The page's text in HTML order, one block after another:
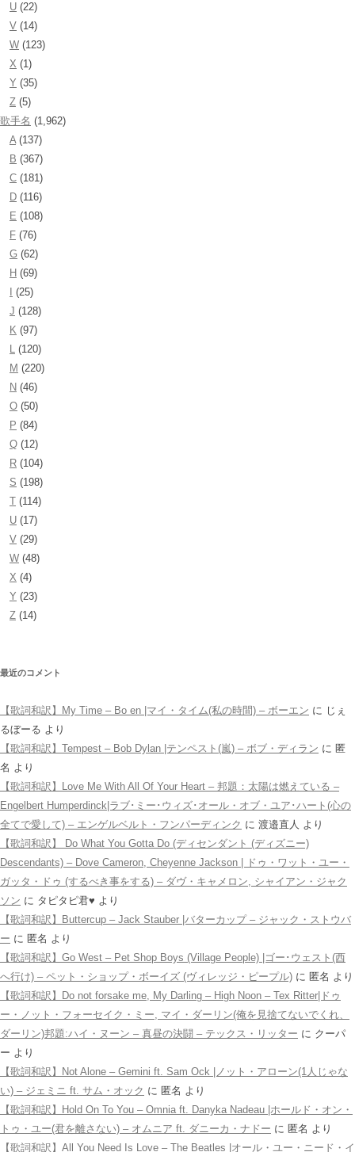
U (22)
V (14)
W (123)
X (1)
Y (35)
Z (5)
歌手名 (1,962)
A(137)
B (367)
C (181)
D (116)
E (108)
F (76)
G (62)
H (69)
(25)
J (128)
K (97)
L (120)
M (220)
N (46)
O (50)
P (84)
Q (12)
R (104)
S (198)
T (114)
U (17)
V (29)
W (48)
X (4)
Y (23)
Z (14)
最近のコメント
【歌詞和訳】My Time – Bo en |マイ・タイム(私の時間) – ボーエン に じぇ
るぼーる より
【歌詞和訳】Tempest – Bob Dylan |テンペスト(嵐) – ボブ・ディラン に 匿
名 より
【歌詞和訳】Love Me With All Of Your Heart – 邦題：太陽は燃えている –
Engelbert Humperdinck|ラブ･ミー･ウィズ･オール・オブ・ユア･ハート(心の
全てで愛して) – エンゲルベルト・フンパーディンク に 渡邉直人 より
【歌詞和訳】 Do What You Gotta Do (ディセンダント (ディズニー)
Descendants) – Dove Cameron, Cheyenne Jackson | ドゥ・ワット・ユー・
ガッタ・ドゥ (するべき事をする) – ダヴ・キャメロン, シャイアン・ジャク
ソン に タピタピ君♥️ より
【歌詞和訳】Buttercup – Jack Stauber |バターカップ – ジャック・ストウバ
ー に 匿名 より
【歌詞和訳】Go West – Pet Shop Boys (Village People) |ゴー･ウェスト(西
へ行け) – ペット・ショップ・ボーイズ (ヴィレッジ・ピープル) に 匿名 より
【歌詞和訳】Do not forsake me, My Darling – High Noon – Tex Ritter|ドゥ
ー・ノット・フォーセイク・ミー, マイ・ダーリン(俺を見捨てないでくれ、
ダーリン)邦題:ハイ・ヌーン – 真昼の決闘 – テックス・リッター に クーパ
ー より
【歌詞和訳】Not Alone – Gemini ft. Sam Ock |ノット・アローン(1人じゃな
い) – ジェミニ ft. サム・オック に 匿名 より
【歌詞和訳】Hold On To You – Omnia ft. Danyka Nadeau |ホールド・オン・
トゥ・ユー(君を離さない) – オムニア ft. ダニーカ・ナドー に 匿名 より
【歌詞和訳】All You Need Is Love – The Beatles |オール・ユー・ニード・イ